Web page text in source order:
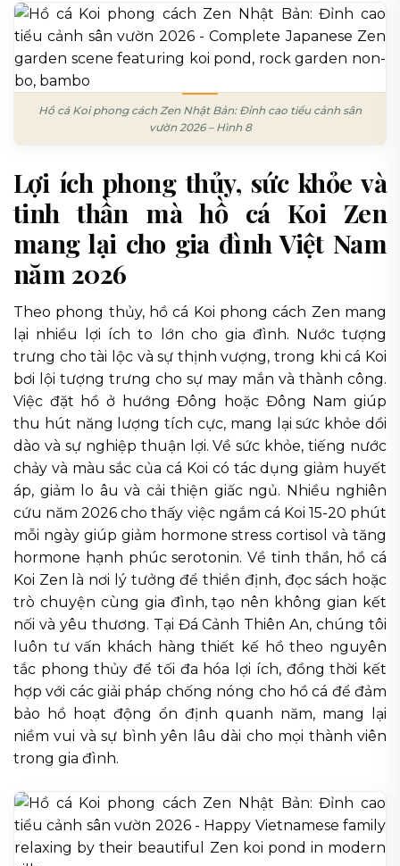
Hồ cá Koi phong cách Zen Nhật Bản: Đỉnh cao tiểu cảnh sân
vườn 2026 – Hình 8
Lợi ích phong thủy, sức khỏe và
tinh thần mà hồ cá Koi Zen
mang lại cho gia đình Việt Nam
năm 2026
Theo phong thủy, hồ cá Koi phong cách Zen mang
lại nhiều lợi ích to lớn cho gia đình. Nước tượng
trưng cho tài lộc và sự thịnh vượng, trong khi cá Koi
bơi lội tượng trưng cho sự may mắn và thành công.
Việc đặt hồ ở hướng Đông hoặc Đông Nam giúp
thu hút năng lượng tích cực, mang lại sức khỏe dồi
dào và sự nghiệp thuận lợi. Về sức khỏe, tiếng nước
chảy và màu sắc của cá Koi có tác dụng giảm huyết
áp, giảm lo âu và cải thiện giấc ngủ. Nhiều nghiên
cứu năm 2026 cho thấy việc ngắm cá Koi 15-20 phút
mỗi ngày giúp giảm hormone stress cortisol và tăng
hormone hạnh phúc serotonin. Về tinh thần, hồ cá
Koi Zen là nơi lý tưởng để thiền định, đọc sách hoặc
trò chuyện cùng gia đình, tạo nên không gian kết
nối và yêu thương. Tại Đá Cảnh Thiên An, chúng tôi
luôn tư vấn khách hàng thiết kế hồ theo nguyên
tắc phong thủy để tối đa hóa lợi ích, đồng thời kết
hợp với các giải pháp chống nóng cho hồ cá để đảm
bảo hồ hoạt động ổn định quanh năm, mang lại
niềm vui và sự bình yên lâu dài cho mọi thành viên
trong gia đình.